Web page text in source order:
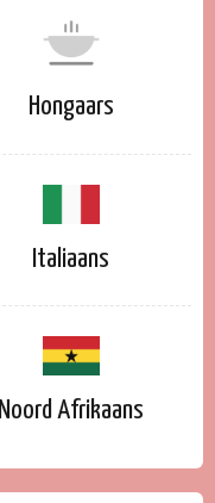
Hongaars
Italiaans
Noord Afrikaans